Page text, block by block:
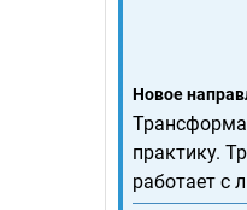
Новое
практику.
работает с